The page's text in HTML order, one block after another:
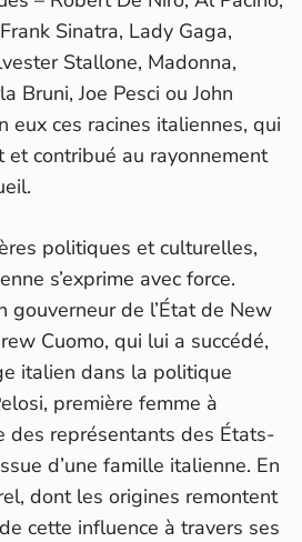
Sinatra, Lady Gaga,
Stallone, Madonna,
Bruni, Joe Pesci ou John
eux ces racines italiennes, qui
contribué au rayonnement
politiques et culturelles,
s’exprime avec force.
gouverneur de l’État de New
Cuomo, qui lui a succédé,
italien dans la politique
première femme à
des représentants des États-
d’une famille italienne. En
dont les origines remontent
cette influence à travers ses